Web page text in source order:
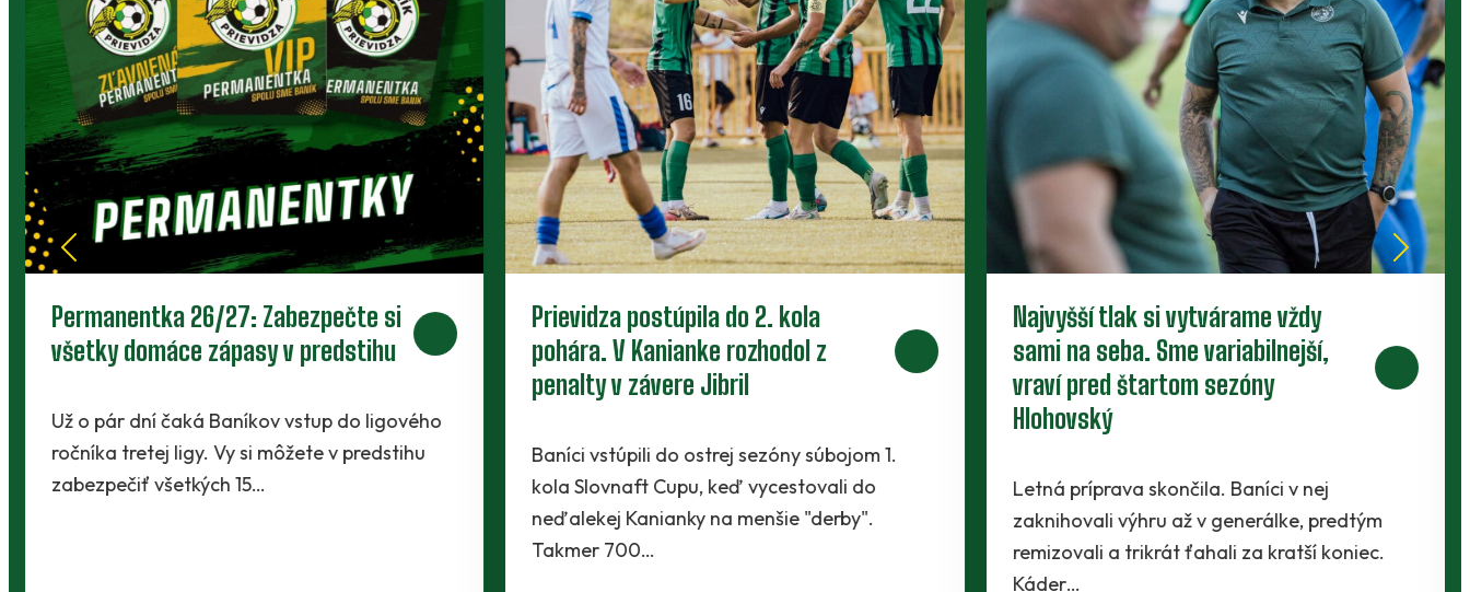
Klubový bazár prepája rodičov, členov a ľudí
okolo Baníka.
Piaty legionár do partie. Za Baník
bude hrať ofenzívny stredopoliar
Radchenko
Káder Prievidze sa rozšíril najnovšie o
Maksyma Radchenka. Legionár z Ukrajiny sa s
Baníkmi dohodol na pôsobení minimálne do
konca…
Nové zmluvy pre trojicu
perspektívnych dorastencov
Tesne pred štartom novej sezóny presvedčili
Filip Krpelan a Ľudovít Lenhart. Prví dvaja…